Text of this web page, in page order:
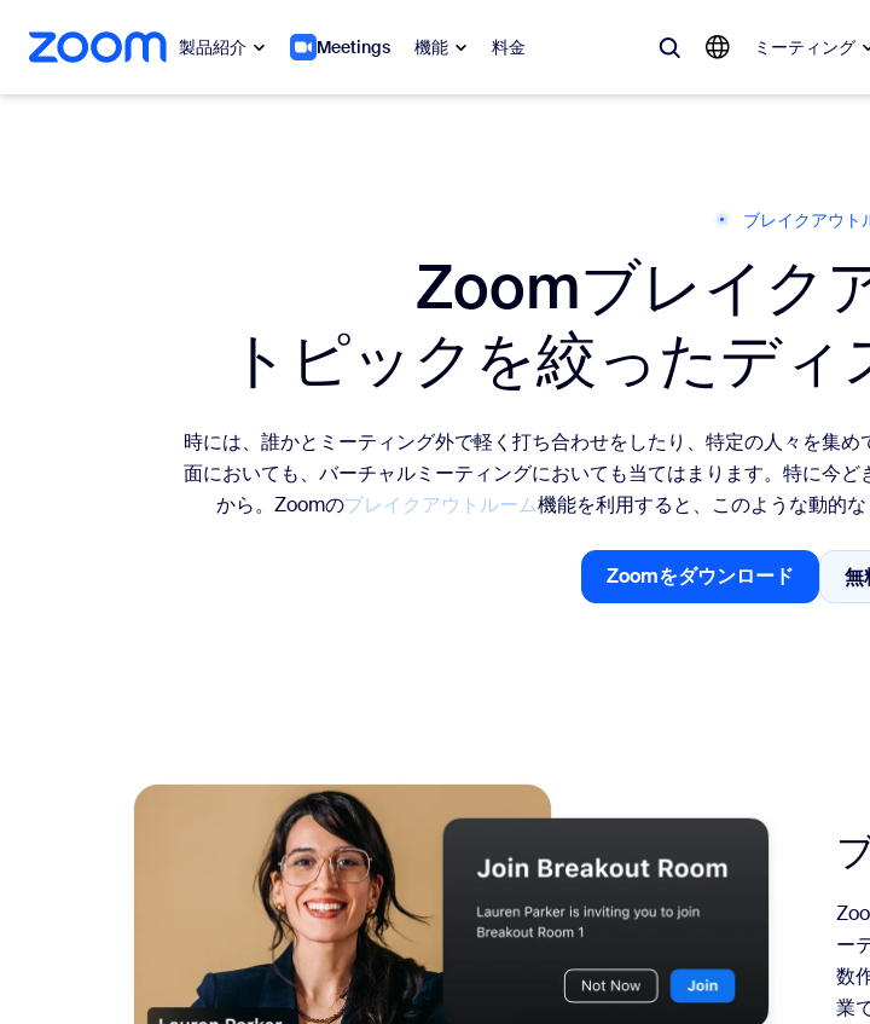
テンツへスキップ
ャットへスキップ 製品紹介 Meetings 機能 料金 ミーティング
My Notes
ZoomMate
電話
Contact Center
Bonsai
ブレイクアウト
Zoomブレイク
トピックを絞ったデ
時には、誰かとミーティング外で軽く打ち合わせをしたり、特定の人々を集
面においても、バーチャルミーティングにおいても当てはまります。特に今
から。Zoomのブレイクアウトルーム機能を利用すると、このような動的
Zoomをダウンロード
Zoomをダウンロー
無
ー
数
業